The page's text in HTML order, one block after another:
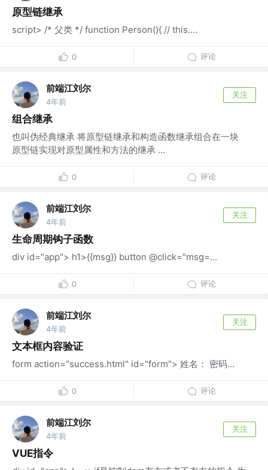
原型链继承
script> /* 父类 */ function Person(){ // this....
0 评论
前端江刘尔
4年前
关注
组合继承
也叫伪经典继承 将原型链继承和构造函数继承组合在一块
原型链实现对原型属性和方法的继承 ...
0 评论
前端江刘尔
4年前
关注
生命周期钩子函数
div id="app"> h1>{{msg}} button @click="msg=...
0 评论
前端江刘尔
4年前
关注
文本框内容验证
form action="success.html" id="form"> 姓名： 密码...
0 评论
前端江刘尔
4年前
关注
VUE指令